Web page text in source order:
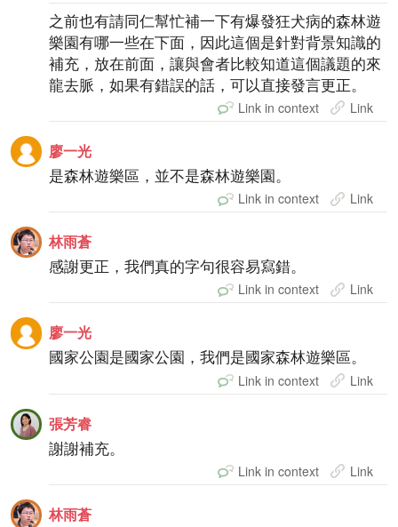
之前也有請同仁幫忙補一下有爆發狂犬病的森林遊
樂園有哪一些在下面，因此這個是針對背景知識的
補充，放在前面，讓與會者比較知道這個議題的來
龍去脈，如果有錯誤的話，可以直接發言更正。
Link in context Link
廖一光
是森林遊樂區，並不是森林遊樂園。
Link in context Link
林雨蒼
感謝更正，我們真的字句很容易寫錯。
Link in context Link
廖一光
國家公園是國家公園，我們是國家森林遊樂區。
Link in context Link
張芳睿
謝謝補充。
Link in context Link
林雨蒼